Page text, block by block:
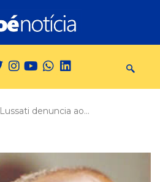
Lussati denuncia ao…